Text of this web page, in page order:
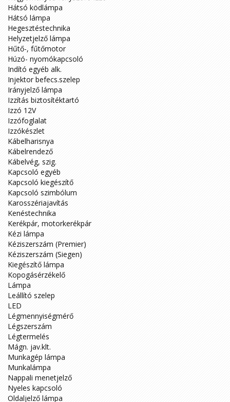
Hátsó ködlámpa
Hátsó lámpa
Hegesztéstechnika
Helyzetjelző lámpa
Hűtő-, fűtőmotor
Húzó- nyomókapcsoló
Indító egyéb alk.
Injektor befecs.szelep
Irányjelző lámpa
Izzítás biztosítéktartó
Izzó 12V
Izzófoglalat
Izzókészlet
Kábelharisnya
Kábelrendező
Kábelvég, szig.
Kapcsoló egyéb
Kapcsoló kiegészítő
Kapcsoló szimbólum
Karosszériajavítás
Kenéstechnika
Kerékpár, motorkerékpár
Kézi lámpa
Kéziszerszám (Premier)
Kéziszerszám (Siegen)
Kiegészítő lámpa
Kopogásérzékelő
Lámpa
Leállító szelep
LED
Légmennyiségmérő
Légszerszám
Légtermelés
Mágn. jav.klt.
Munkagép lámpa
Munkalámpa
Nappali menetjelző
Nyeles kapcsoló
Oldaljelző lámpa